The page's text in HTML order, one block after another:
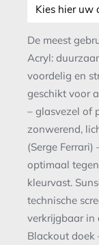
De meest
Acryl:
voordelig en
geschikt voor
– glasvezel of
zonwerend,
(Serge
optimaal
kleurvast.
technische
verkrijgbaar in
Blackout doek